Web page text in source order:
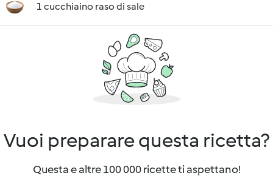
1 cucchiaino raso di sale
Vuoi preparare questa ricetta?
Questa e altre 100 000 ricette ti aspettano!